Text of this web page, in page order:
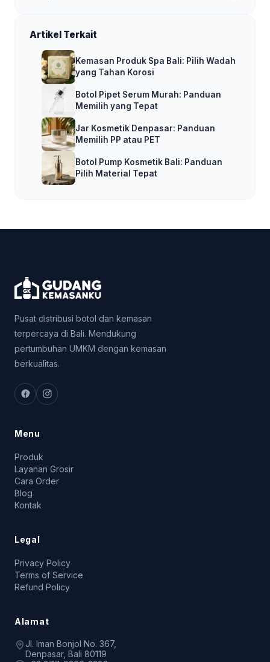
Artikel Terkait
Kemasan Produk Spa Bali: Pilih Wadah
yang Tahan Korosi
Botol Pipet Serum Murah: Panduan
Memilih yang Tepat
Jar Kosmetik Denpasar: Panduan
Memilih PP atau PET
Botol Pump Kosmetik Bali: Panduan
Pilih Material Tepat
Pusat distribusi botol dan kemasan
terpercaya di Bali. Mendukung
pertumbuhan UMKM dengan kemasan
berkualitas.
Menu
Produk
Layanan Grosir
Cara Order
Blog
Kontak
Legal
Privacy Policy
Terms of Service
Refund Policy
Alamat
Jl. Iman Bonjol No. 367,
Denpasar, Bali 80119